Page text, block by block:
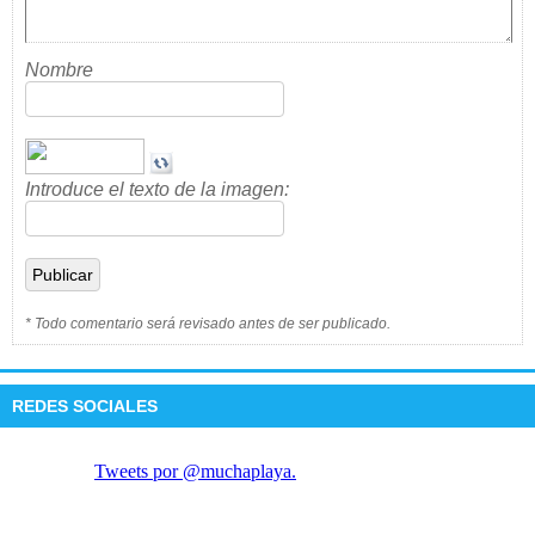
Nombre
Introduce el texto de la imagen:
* Todo comentario será revisado antes de ser publicado.
REDES SOCIALES